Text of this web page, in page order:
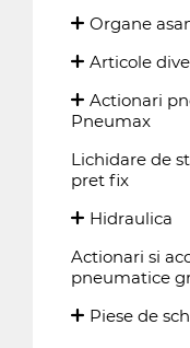
Organe
Articole
Actionari
Pneumax
Lichidare de
pret fix
Hidraulica
Actionari si
pneumatice
Piese de